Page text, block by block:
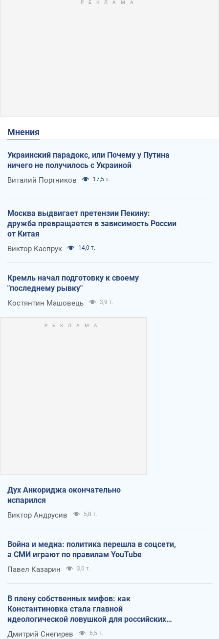
Мнения
Украинский парадокс, или Почему у Путина
ничего не получилось с Украиной
Виталий Портников 17,5 т.
Москва выдвигает претензии Пекину:
дружба превращается в зависимость России
от Китая
Виктор Каспрук 14,0 т.
Кремль начал подготовку к своему
"последнему рывку"
Костянтин Машовець 3,9 т.
Дух Анкориджа окончательно
испарился
Виктор Андрусив 5,8 т.
Война и медиа: политика перешла в соцсети,
а СМИ играют по правилам YouTube
Павел Казарин 3,0 т.
В плену собственных мифов: как
Константиновка стала главной
идеологической ловушкой для российских
оккупантов
Дмитрий Снегирев 6,5 т.